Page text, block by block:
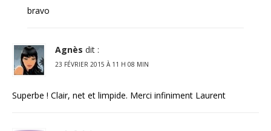
bravo
Agnès dit :
23 FÉVRIER 2015 À 11 H 08 MIN
Superbe ! Clair, net et limpide. Merci infiniment Laurent